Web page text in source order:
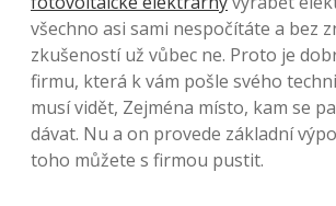
všechno asi sami nespočítáte a bez
zkušeností už vůbec ne. Proto je
firmu, která k vám pošle svého
musí vidět, Zejména místo, kam se
dávat. Nu a on provede základní
toho můžete s firmou pustit.